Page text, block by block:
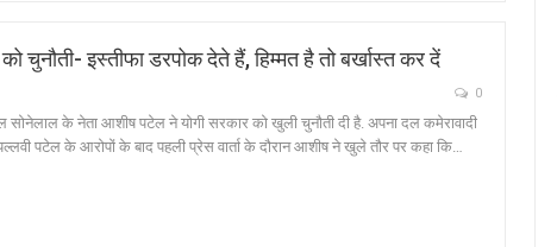
चुनौती- इस्तीफा डरपोक देते हैं, हिम्मत है तो बर्खास्त कर दें
0
के नेता आशीष पटेल ने योगी सरकार को खुली चुनौती दी है. अपना दल कमेरावादी
पटेल के आरोपों के बाद पहली प्रेस वार्ता के दौरान आशीष ने खुले तौर पर कहा कि…